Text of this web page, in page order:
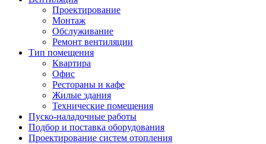
Проектирование
Монтаж
Обслуживание
Ремонт вентиляции
Тип помещения
Квартира
Офис
Рестораны и кафе
Жилые здания
Технические помещения
Пуско-наладочные работы
Подбор и поставка оборудования
Проектирование систем отопления